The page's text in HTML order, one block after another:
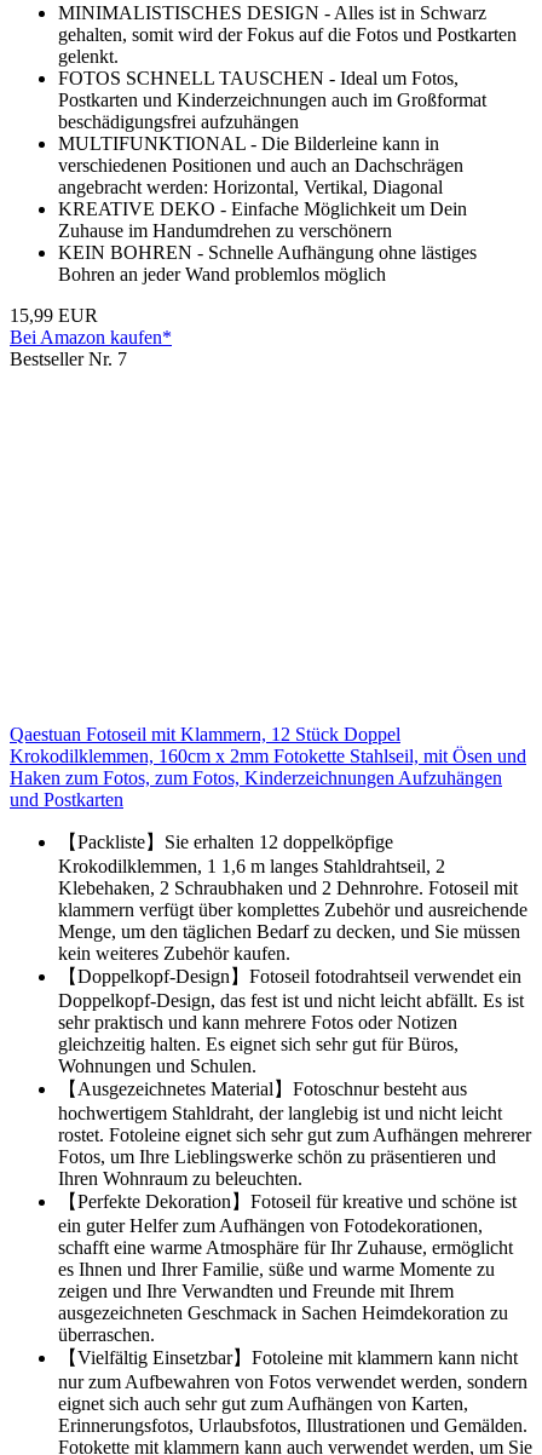
MINIMALISTISCHES DESIGN - Alles ist in Schwarz
gehalten, somit wird der Fokus auf die Fotos und Postkarten
gelenkt.
FOTOS SCHNELL TAUSCHEN - Ideal um Fotos,
Postkarten und Kinderzeichnungen auch im Großformat
beschädigungsfrei aufzuhängen
MULTIFUNKTIONAL - Die Bilderleine kann in
verschiedenen Positionen und auch an Dachschrägen
angebracht werden: Horizontal, Vertikal, Diagonal
KREATIVE DEKO - Einfache Möglichkeit um Dein
Zuhause im Handumdrehen zu verschönern
KEIN BOHREN - Schnelle Aufhängung ohne lästiges
Bohren an jeder Wand problemlos möglich
15,99 EUR
Bei Amazon kaufen*
Bestseller Nr. 7
Qaestuan Fotoseil mit Klammern, 12 Stück Doppel
Krokodilklemmen, 160cm x 2mm Fotokette Stahlseil, mit Ösen und
Haken zum Fotos, zum Fotos, Kinderzeichnungen Aufzuhängen
und Postkarten
【Packliste】Sie erhalten 12 doppelköpfige
Krokodilklemmen, 1 1,6 m langes Stahldrahtseil, 2
Klebehaken, 2 Schraubhaken und 2 Dehnrohre. Fotoseil mit
klammern verfügt über komplettes Zubehör und ausreichende
Menge, um den täglichen Bedarf zu decken, und Sie müssen
kein weiteres Zubehör kaufen.
【Doppelkopf-Design】Fotoseil fotodrahtseil verwendet ein
Doppelkopf-Design, das fest ist und nicht leicht abfällt. Es ist
sehr praktisch und kann mehrere Fotos oder Notizen
gleichzeitig halten. Es eignet sich sehr gut für Büros,
Wohnungen und Schulen.
【Ausgezeichnetes Material】Fotoschnur besteht aus
hochwertigem Stahldraht, der langlebig ist und nicht leicht
rostet. Fotoleine eignet sich sehr gut zum Aufhängen mehrerer
Fotos, um Ihre Lieblingswerke schön zu präsentieren und
Ihren Wohnraum zu beleuchten.
【Perfekte Dekoration】Fotoseil für kreative und schöne ist
ein guter Helfer zum Aufhängen von Fotodekorationen,
schafft eine warme Atmosphäre für Ihr Zuhause, ermöglicht
es Ihnen und Ihrer Familie, süße und warme Momente zu
zeigen und Ihre Verwandten und Freunde mit Ihrem
ausgezeichneten Geschmack in Sachen Heimdekoration zu
überraschen.
【Vielfältig Einsetzbar】Fotoleine mit klammern kann nicht
nur zum Aufbewahren von Fotos verwendet werden, sondern
eignet sich auch sehr gut zum Aufhängen von Karten,
Erinnerungsfotos, Urlaubsfotos, Illustrationen und Gemälden.
Fotokette mit klammern kann auch verwendet werden, um Sie